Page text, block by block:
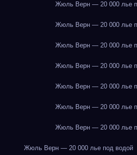
Жюль Верн — 20 000 лье
Жюль Верн — 20 000 лье
Жюль Верн — 20 000 лье
Жюль Верн — 20 000 лье
Жюль Верн — 20 000 лье
Жюль Верн — 20 000 лье
Жюль Верн — 20 000 лье
Жюль Верн — 20 000 лье под водой